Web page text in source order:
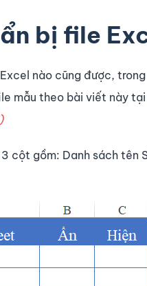
bị file
nào cũng được,
mẫu theo bài viết này
cột gồm: Danh sách tên